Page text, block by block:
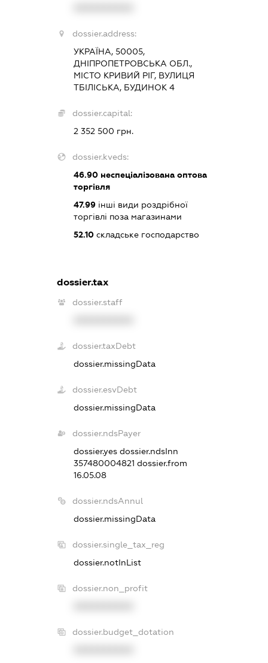
dossier.address:
УКРАЇНА, 50005,
ДНІПРОПЕТРОВСЬКА ОБЛ.,
МІСТО КРИВИЙ РІГ, ВУЛИЦЯ
ТБІЛІСЬКА, БУДИНОК 4
dossier.capital:
2 352 500 грн.
dossier.kveds:
46.90 неспеціалізована оптова
торгівля
47.99 інші види роздрібної
торгівлі поза магазинами
52.10 складське господарство
dossier.tax
dossier.staff
dossier.taxDebt
dossier.missingData
dossier.esvDebt
dossier.missingData
dossier.ndsPayer
dossier.yesdossier.ndsInn
357480004821dossier.from
16.05.08
dossier.ndsAnnul
dossier.missingData
dossier.single_tax_reg
dossier.notInList
dossier.non_profit
dossier.budget_dotation